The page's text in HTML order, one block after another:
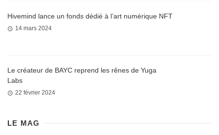
Hivemind lance un fonds dédié à l’art numérique NFT
14 mars 2024
Le créateur de BAYC reprend les rênes de Yuga
Labs
22 février 2024
LE MAG